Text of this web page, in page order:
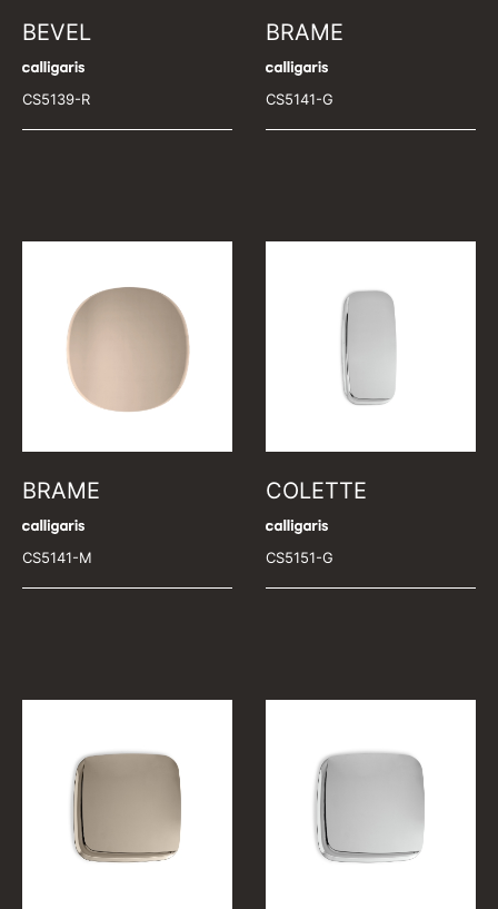
BEVEL
CS5139-R
BRAME
CS5141-G
BRAME
CS5141-M
COLETTE
CS5151-G